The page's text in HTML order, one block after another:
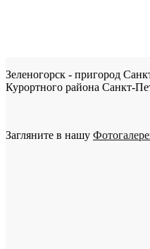
Зеленогорск - пригород
Курортного района Санкт-
Загляните в нашу